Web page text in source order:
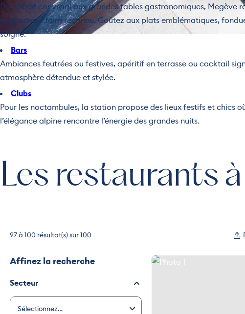
Du bistrot convivial aux grandes tables gastronomiques, Megève
et un savoir-faire reconnu. Goûtez aux plats emblématiques,
soigné.
Bars
Ambiances feutrées ou festives, apéritif en terrasse ou cocktail
atmosphère détendue et stylée.
Clubs
Pour les noctambules, la station propose des lieux festifs et chics
l’élégance alpine rencontre l’énergie des grandes nuits.
Les restaurants
97 à 100 résultat(s) sur 100
Affinez la recherche
Secteur
Photo 1